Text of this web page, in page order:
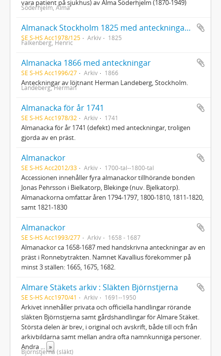
vara patient på sjukhus) av Alma Söderhjelm (1870-1949)
Söderhjelm, Alma
Almanack Stockholm 1825 med anteckningar av Henric Falkenberg
SE S-HS Acc1978/125 Arkiv 1825
Falkenberg, Henric
Almanacka 1866 med anteckningar
SE S-HS Acc1996/27 Arkiv 1866
Anteckningar av löjtnant Herman Landeberg, Stockholm.
Landeberg, Herman
Almanacka för år 1741
SE S-HS Acc1978/32 Arkiv 1741
Almanacka för år 1741 (defekt) med anteckningar, troligen
gjorda av en präst.
Almanackor
SE S-HS Acc2012/33 Arkiv 1700-tal--1800-tal
Accessionen innehåller fyra almanackor tillhörande bonden
Jonas Pehrsson i Bielkatorp, Blekinge (nuv. Bjelkatorp).
Almanackorna omfattar åren 1794-1797, 1800-1810, 1811-1820,
samt 1821-1830
Almanackor
SE S-HS Acc1993/277 Arkiv 1658 - 1687
Almanackor ca 1658-1687 med handskrivna anteckningar av en
präst i Ronnebytrakten. Namnet Kavallius förekommer på
minst 3 ställen: 1665, 1675, 1682.
Almare Stäkets arkiv : Släkten Björnstjerna
SE S-HS Acc1970/41 Arkiv 1691--1950
Arkivet innehåller privata och officiella handlingar rörande
släkten Björnstjerna samt gårdshandlingar för Almare Stäket.
Största delen är brev, i original och avskrift, både till och från
arkivbildarna samt mellan andra ofta namnkunniga personer.
Andra
»
Björnstjerna (släkt)